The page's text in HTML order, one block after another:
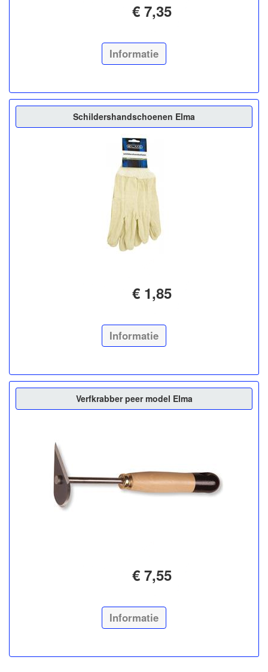
€ 7,35
Informatie
Schildershandschoenen Elma
€ 1,85
Informatie
Verfkrabber peer model Elma
€ 7,55
Informatie